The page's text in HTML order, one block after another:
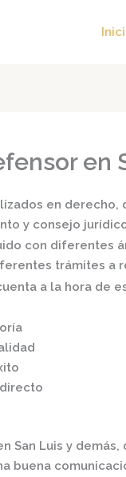
en
en derecho,
y consejo
con diferentes
trámites a
a la hora de
San Luis y demás,
buena